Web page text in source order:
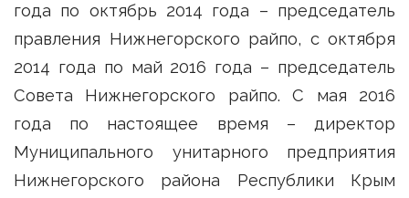
года по октябрь 2014 года – председатель
правления Нижнегорского райпо, с октября
2014 года по май 2016 года – председатель
Совета Нижнегорского райпо. С мая 2016
года по настоящее время – директор
Муниципального унитарного предприятия
Нижнегорского района Республики Крым